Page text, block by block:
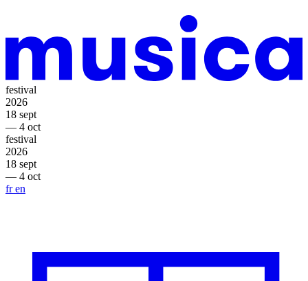
festival
2026
18 sept
— 4 oct
festival
2026
18 sept
— 4 oct
fren